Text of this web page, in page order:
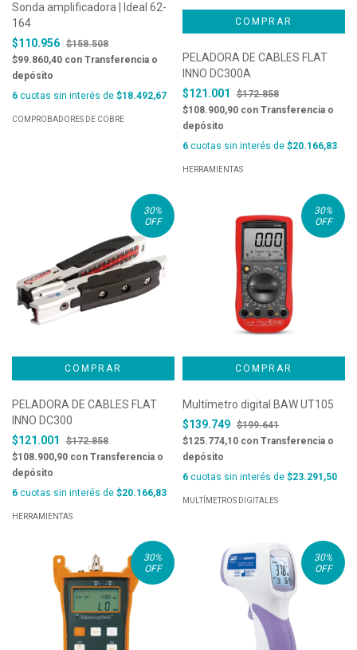
Sonda amplificadora | Ideal 62-
164
$110.956 $158.508
$99.860,40 con Transferencia o
depósito
6 cuotas sin interés de $18.492,67
COMPROBADORES DE COBRE
PELADORA DE CABLES FLAT
INNO DC300A
$121.001
$172.858
$108.900,90 con Transferencia o
depósito
6 cuotas sin interés de $20.166,83
HERRAMIENTAS
30%
OFF
PELADORA DE CABLES FLAT
INNO DC300
$121.001
$172.858
$108.900,90 con Transferencia o
depósito
6 cuotas sin interés de $20.166,83
HERRAMIENTAS
30%
OFF
Multímetro digital BAW UT105
$139.749 $199.641
$125.774,10 con Transferencia o
depósito
6 cuotas sin interés de $23.291,50
MULTÍMETROS DIGITALES
30%
OFF
30%
OFF